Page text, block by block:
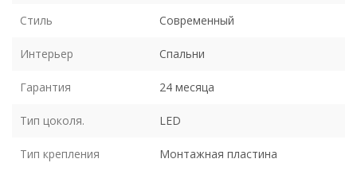
Стиль Современный
Интерьер Спальни
Гарантия 24 месяца
Тип цоколя. LED
Тип крепления Монтажная пластина